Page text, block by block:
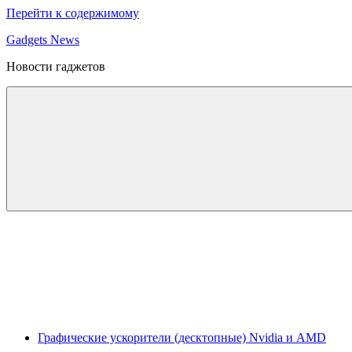
Перейти к содержимому
Gadgets News
Новости гаджетов
Графические ускорители (десктопные) Nvidia и AMD